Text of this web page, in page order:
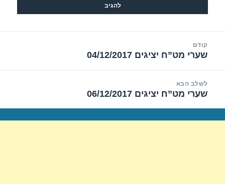
קודם
הפוסט
שערי מט”ח יציגים 04/12/2017
לשלב הבא
הפוסט
שערי מט”ח יציגים 06/12/2017